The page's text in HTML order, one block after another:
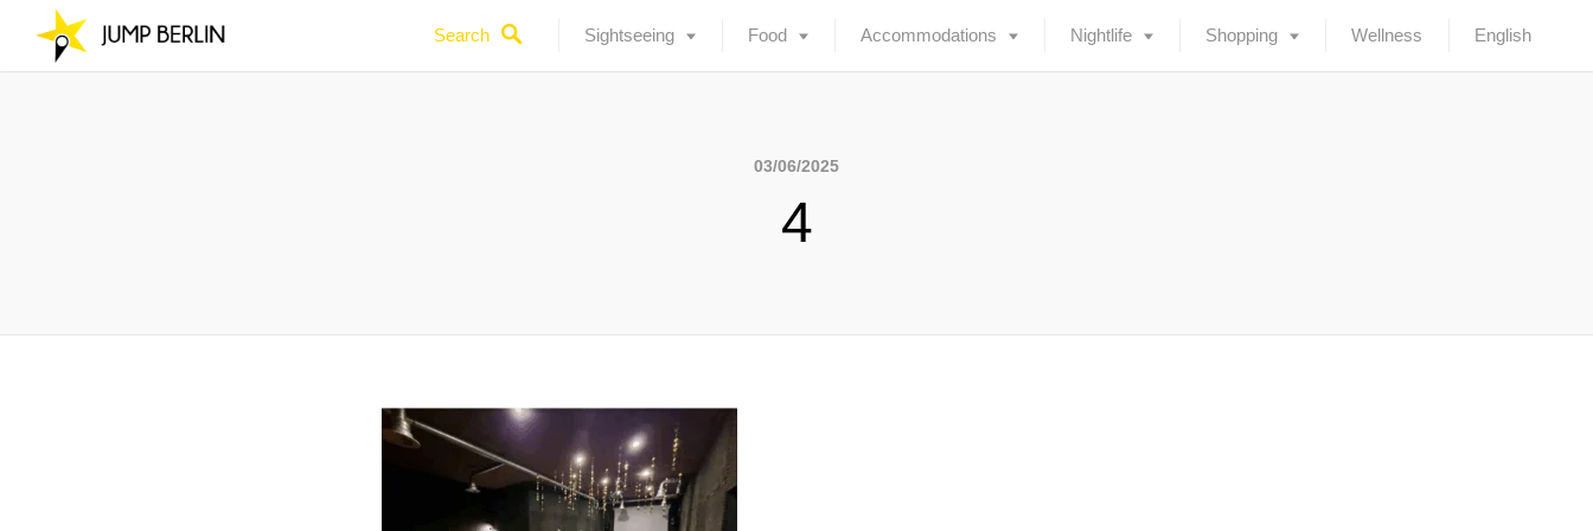
Search Sightseeing Food Accommodations Nightlife Shopping Wellness English
03/06/2025
4